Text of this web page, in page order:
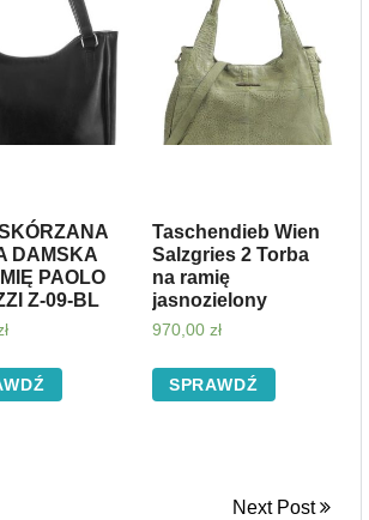
DAMSKA
PAOLO
Z-09-BL
Taschendieb Wien
Salzgries 2 Torba
na ramię
jasnozielony
970,00 zł
SPRAWDŹ
Next Post